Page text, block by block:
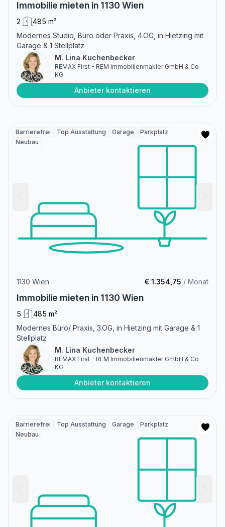
Immobilie mieten in 1130 Wien
2
485 m²
Modernes Studio, Büro oder Praxis, 4.OG, in Hietzing mit
Garage & 1 Stellplatz
M. Lina Kuchenbecker
REMAX First - REM Immobilienmakler GmbH & Co
KG
Anbieter kontaktieren
Barrierefrei Top Ausstattung Garage
Parkplatz
Neubau
1130 Wien € 1.354,75 / Monat
Immobilie mieten in 1130 Wien
5
485 m²
Modernes Büro/ Praxis, 3.OG, in Hietzing mit Garage & 1
Stellplatz
M. Lina Kuchenbecker
REMAX First - REM Immobilienmakler GmbH & Co
KG
Anbieter kontaktieren
Barrierefrei Top Ausstattung Garage
Parkplatz
Neubau